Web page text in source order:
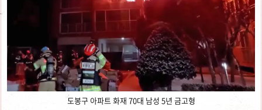
도봉구 아파트 화재 70대 남성 5년 금고형